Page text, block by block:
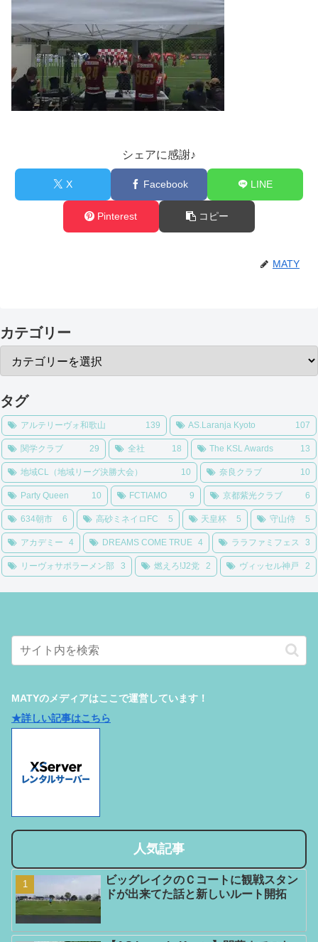
シェアに感謝♪
X Facebook LINE
Pinterest コピー
MATY
カテゴリー
タグ
アルテリーヴォ和歌山 139 AS.Laranja Kyoto 107
関学クラブ 29 全社 18 The KSL Awards 13
地域CL（地域リーグ決勝大会） 10 奈良クラブ 10
Party Queen 10 FCTIAMO 9 京都紫光クラブ 6
634朝市 6 高砂ミネイロFC 5 天皇杯 5 守山侍 5
アカデミー 4 DREAMS COME TRUE 4 ララファミフェス 3
リーヴォサポラーメン部 3 燃えろ!J2党 2 ヴィッセル神戸 2
MATYのメディアはここで運営しています！
★詳しい記事はこちら
人気記事
ビッグレイクのＣコートに観戦スタン
ドが出来てた話と新しいルート開拓